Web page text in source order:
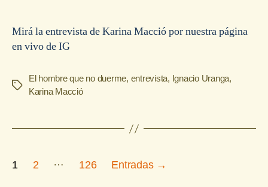
entrada
entrada
Mirá la entrevista de Karina Macció por nuestra página
en vivo de IG
Etiquetas
El hombre que no duerme, entrevista, Ignacio Uranga,
Karina Macció
Navegación
1 2 … 126 Entradas →